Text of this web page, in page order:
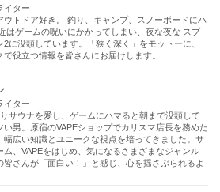
イター
ウトドア好き。 釣り、キャンプ、スノーボードにハ
はゲームの呪いにかかってしまい、夜な夜な スプ
2に没頭しています。「狭く深く」をモットーに、
で役立つ情報を皆さんにお届けします。
イター
サウナを愛し、ゲームにハマると朝まで没頭して
い男。原宿のVAPEショップでカリスマ店長を務めた
幅広い知識とユニークな視点を培ってきました。サ
ム、VAPEをはじめ、気になるさまざまなジャンル
皆さんが「面白い！」と感じ、心を揺さぶられるよ